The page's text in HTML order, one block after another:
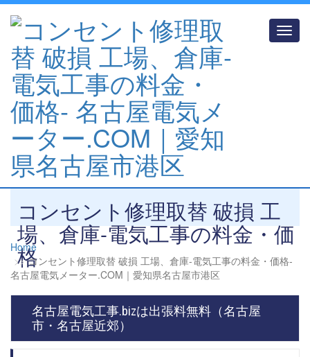
コンセント修理取替 破損 工
場、倉庫-電気工事の料金・価
格
Home
コンセント修理取替 破損 工場、倉庫-電気工事の料金・価格‐
名古屋電気メーター.COM｜愛知県名古屋市港区
名古屋電気工事.bizは出張料無料（名古屋
市・名古屋近郊）